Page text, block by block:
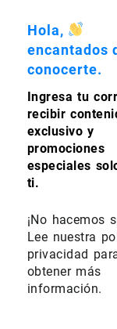
Hola,
encantados
conocerte.
Ingresa tu
recibir
exclusivo y
promociones
especiales
ti.
¡No hacemos
Lee nuestra
privacidad
obtener más
información.